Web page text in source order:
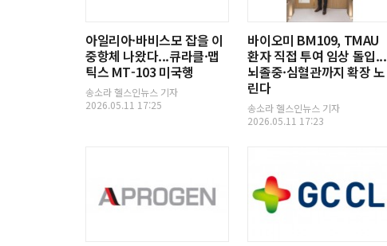
아일리아·바비스모 잡을 이
중항체 나왔다...큐라클·맵
틱스 MT-103 미국행
송소라 헬스인뉴스 기자
2026.05.11 17:25
바이오미 BM109, TMAU
환자 직접 투여 임상 돌입...
뇌졸중·심혈관까지 확장 노
린다
송소라 헬스인뉴스 기자
2026.05.11 17:23